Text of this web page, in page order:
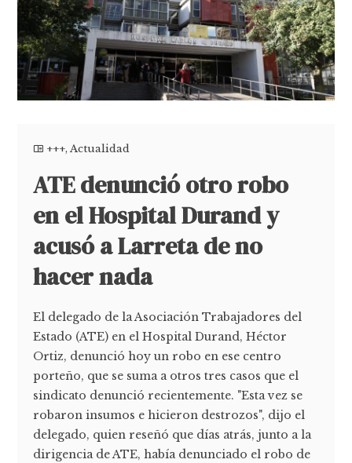
+++,Actualidad
ATE denunció otro robo
en el Hospital Durand y
acusó a Larreta de no
hacer nada
El delegado de la Asociación Trabajadores del
Estado (ATE) en el Hospital Durand, Héctor
Ortiz, denunció hoy un robo en ese centro
porteño, que se suma a otros tres casos que el
sindicato denunció recientemente. "Esta vez se
robaron insumos e hicieron destrozos", dijo el
delegado, quien reseñó que días atrás, junto a la
dirigencia de ATE, había denunciado el robo de